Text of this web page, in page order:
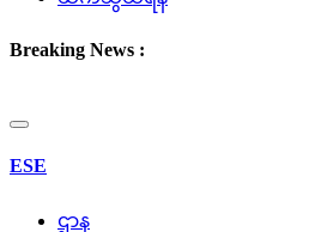
Breaking News :
Toggle
ESE
ဌာန